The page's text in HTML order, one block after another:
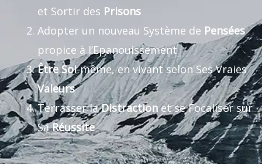
et Sortir des Prisons
Adopter un nouveau Système de Pensées
propice à l’Epanouissement
Être Soi-même, en vivant selon Ses Vraies
Valeurs
Terrasser laDistractionet se Focaliser sur
SaRéussite